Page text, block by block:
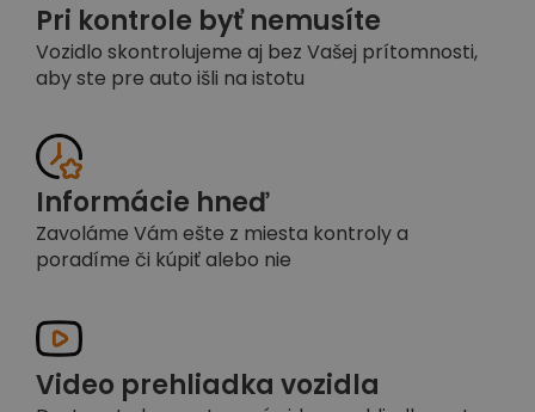
Pri kontrole byť nemusíte
Vozidlo skontrolujeme aj bez Vašej prítomnosti,
aby ste pre auto išli na istotu
Informácie hneď
Zavoláme Vám ešte z miesta kontroly a
poradíme či kúpiť alebo nie
Video prehliadka vozidla